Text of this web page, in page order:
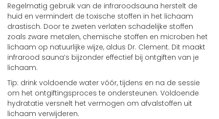
Regelmatig gebruik van de infraroodsauna herstelt de
huid en vermindert de toxische stoffen in het lichaam
drastisch. Door te zweten verlaten schadelijke stoffen
zoals zware metalen, chemische stoffen en microben het
lichaam op natuurlijke wijze, aldus Dr. Clement. Dit maakt
infrarood sauna’s bijzonder effectief bij ontgiften van je
lichaam.
Tip: drink voldoende water vóór, tijdens en na de sessie
om het ontgiftingsproces te ondersteunen. Voldoende
hydratatie versnelt het vermogen om afvalstoffen uit
lichaam verwijderen.